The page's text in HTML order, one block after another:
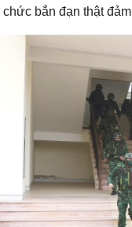
chức bắn đạn thật